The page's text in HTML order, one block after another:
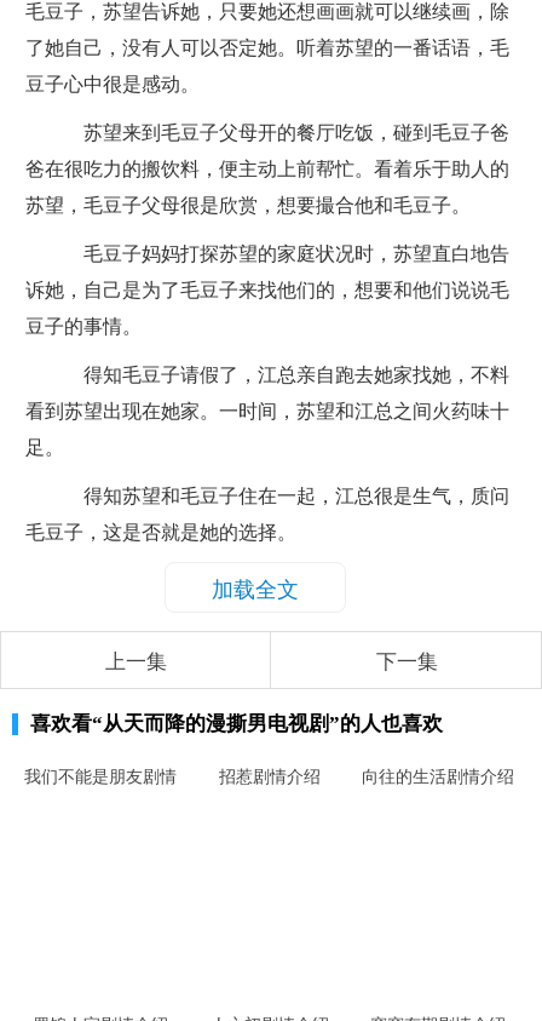
毛豆子，苏望告诉她，只要她还想画画就可以继续画，除
了她自己，没有人可以否定她。听着苏望的一番话语，毛
豆子心中很是感动。
苏望来到毛豆子父母开的餐厅吃饭，碰到毛豆子爸
爸在很吃力的搬饮料，便主动上前帮忙。看着乐于助人的
苏望，毛豆子父母很是欣赏，想要撮合他和毛豆子。
毛豆子妈妈打探苏望的家庭状况时，苏望直白地告
诉她，自己是为了毛豆子来找他们的，想要和他们说说毛
豆子的事情。
得知毛豆子请假了，江总亲自跑去她家找她，不料
看到苏望出现在她家。一时间，苏望和江总之间火药味十
足。
得知苏望和毛豆子住在一起，江总很是生气，质问
毛豆子，这是否就是她的选择。
加载全文
上一集 下一集
喜欢看“从天而降的漫撕男电视剧”的人也喜欢
我们不能是朋友剧情
招惹剧情介绍 向往的生活剧情介绍